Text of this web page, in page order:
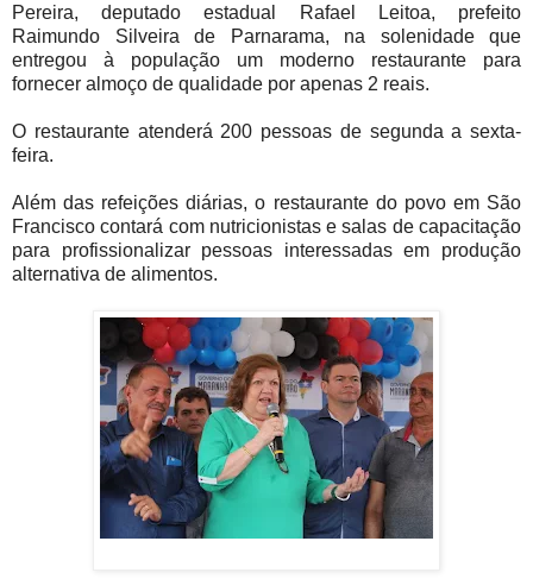
Pereira, deputado estadual Rafael Leitoa, prefeito
Raimundo Silveira de Parnarama, na solenidade que
entregou à população um moderno restaurante para
fornecer almoço de qualidade por apenas 2 reais.
O restaurante atenderá 200 pessoas de segunda a sexta-
feira.
Além das refeições diárias, o restaurante do povo em São
Francisco contará com nutricionistas e salas de capacitação
para profissionalizar pessoas interessadas em produção
alternativa de alimentos.